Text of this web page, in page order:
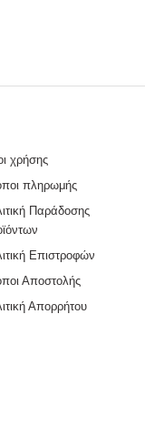
χρήσης
πληρωμής
Παράδοσης
Επιστροφών
Αποστολής
Απορρήτου